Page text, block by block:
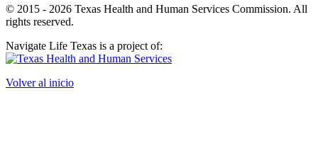
© 2015 - 2026 Texas Health and Human Services Commission. All
rights reserved.
Navigate Life Texas is a project of:
Volver al inicio